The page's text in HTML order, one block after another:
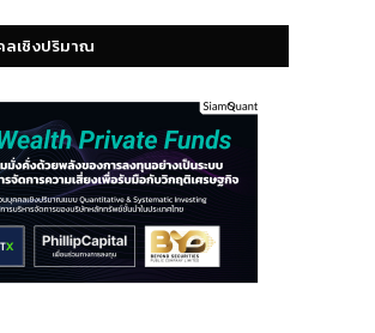
เชิงปริมาณ